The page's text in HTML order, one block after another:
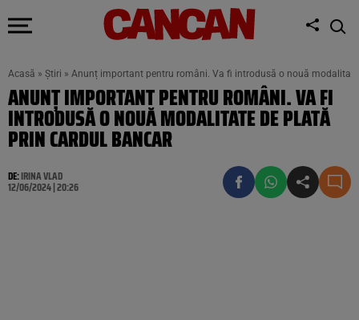
Acasă » Știri » Anunț important pentru români. Va fi introdusă o nouă
ANUNȚ IMPORTANT PENTRU ROMÂNI. VA FI
INTRODUSĂ O NOUĂ MODALITATE DE PLATĂ
PRIN CARDUL BANCAR
DE:IRINA VLAD
12/06/2024 | 20:26